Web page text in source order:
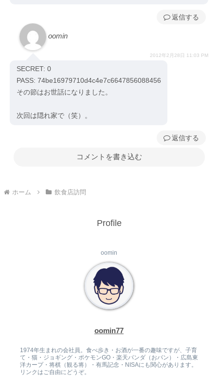
返信
oomin
2012年2月28日 11:03 PM
SECRET: 0
PASS: 74be16979710d4c4e7c6647856088456
その節はお世話になりました。
次回は隠れ家で（笑）。
返信
コメントを書き込む
ホーム 飲食店訪問
Profile
oomin
oomin77
1974年生まれの会社員。食べ歩き・お酒が一番の趣味ですが、子育
て・猫・ジョギング・ポケモンGO・楽天パンダ（おパン）・広島東
洋カープ・将棋（観る将）・有馬記念・NISAにも関心があります。
リンクはご自由にどうぞ。